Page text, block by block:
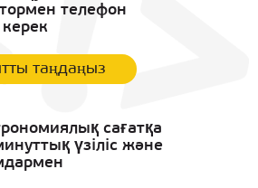
телефон
таңдаңыз
сағатқа
үзіліс және